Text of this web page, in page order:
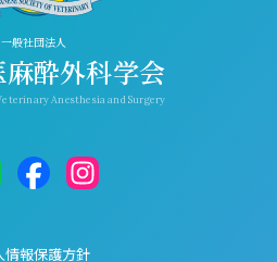
一般社団法人
麻酔外科学会
Anesthesia and Surgery
情報保護方針